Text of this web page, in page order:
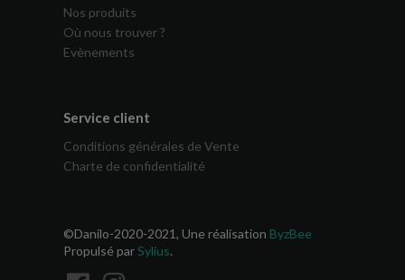
Nos produits
Où nous trouver ?
Evènements
Service client
Conditions générales de Vente
Charte de confidentialité
©Danilo-2020-2021, Une réalisation ByzBee
Propulsé parSylius.